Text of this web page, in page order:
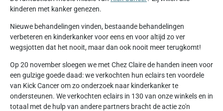
kinderen met kanker genezen.
Nieuwe behandelingen vinden, bestaande behandelingen
verbeteren en kinderkanker voor eens en voor altijd zo ver
wegsjotten dat het nooit, maar dan ook nooit meer terugkomt!
Op 20 november sloegen we met Chez Claire de handen ineen voor
een gulzige goede daad: we verkochten hun eclairs ten voordele
van Kick Cancer om zo onderzoek naar kinderkanker te
ondersteunen. We verkochten eclairs in 130 van onze winkels en in
totaal met de hulp van andere partners bracht de actie zo'n